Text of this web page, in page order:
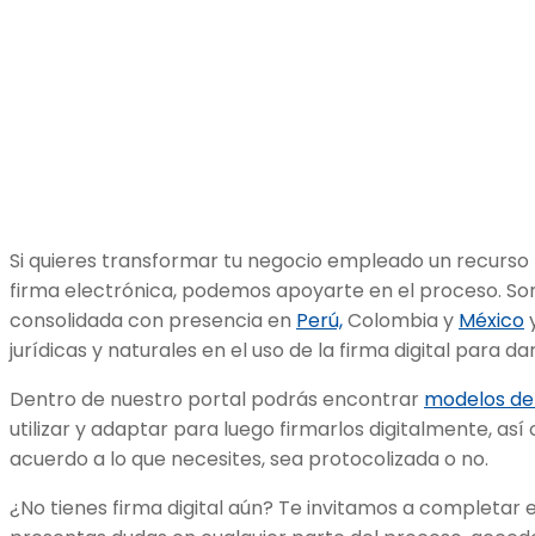
Si quieres transformar tu negocio empleado un
firma electrónica, podemos apoyarte en el proceso.
consolidada con presencia en Perú,Colombia y México
jurídicas y naturales en el uso de la firma digital para
Dentro de nuestro portal podrás encontrar modelos
utilizar y adaptar para luego firmarlos digitalmente, así
acuerdo a lo que necesites, sea protocolizada o no.
¿No tienes firma digital aún? Te invitamos a completar